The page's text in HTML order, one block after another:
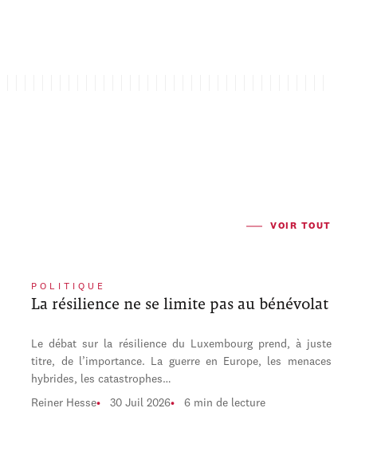
VOIR TOUT
POLITIQUE
La résilience ne se limite pas au bénévolat
Le débat sur la résilience du Luxembourg prend, à juste
titre, de l’importance. La guerre en Europe, les menaces
hybrides, les catastrophes…
Reiner Hesse 30 Juil 2026 6 min de lecture